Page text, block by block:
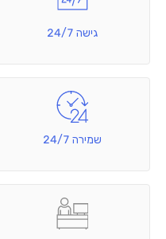
גישה 24/7
שמירה 24/7